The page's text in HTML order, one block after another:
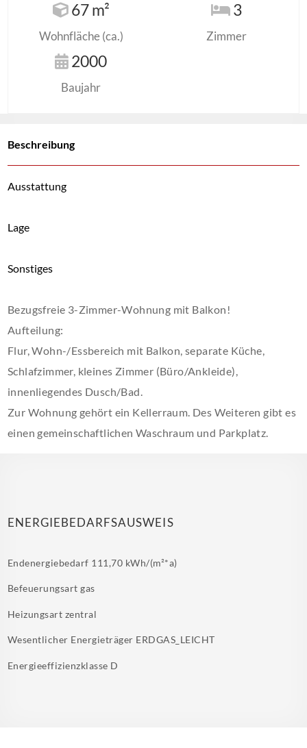
67 m²
Wohnfläche (ca.)
3
Zimmer
2000
Baujahr
Beschreibung
Ausstattung
Lage
Sonstiges
Bezugsfreie 3-Zimmer-Wohnung mit Balkon!
Aufteilung:
Flur, Wohn-/Essbereich mit Balkon, separate Küche,
Schlafzimmer, kleines Zimmer (Büro/Ankleide),
innenliegendes Dusch/Bad.
Zur Wohnung gehört ein Kellerraum. Des Weiteren gibt es
einen gemeinschaftlichen Waschraum und Parkplatz.
ENERGIEBEDARFSAUSWEIS
Endenergiebedarf 111,70 kWh/(m²*a)
Befeuerungsartgas
Heizungsart zentral
Wesentlicher Energieträger ERDGAS_LEICHT
Energieeffizienzklasse D